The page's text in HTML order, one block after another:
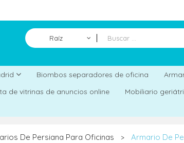
Raíz
Biombos separadores de oficina
de vitrinas de anuncios online Mobiliario
De Persiana Para Oficinas > Armario De